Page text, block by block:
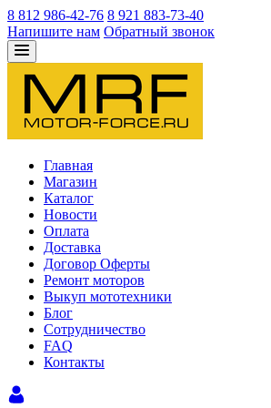
8 812 986-42-76 8 921 883-73-40
Напишите нам Обратный звонок
Главная
Магазин
Каталог
Новости
Оплата
Доставка
Договор Оферты
Ремонт моторов
Выкуп мототехники
Блог
Сотрудничество
FAQ
Контакты